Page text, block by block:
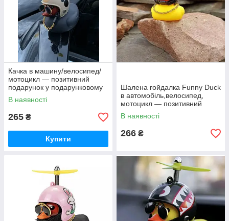
Качка в машину/велосипед/
мотоцикл — позитивний
подарунок у подарунковому
пакованні
В наявності
265 ₴
Купити
Шалена гойдалка Funny Duck
в автомобіль,велосипед,
мотоцикл — позитивний
подарунок + паковання
В наявності
266 ₴